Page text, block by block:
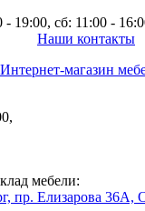
- 19:00, сб: 11:00 -
Наши контакты
мебели:
пр. Елизарова 36А,